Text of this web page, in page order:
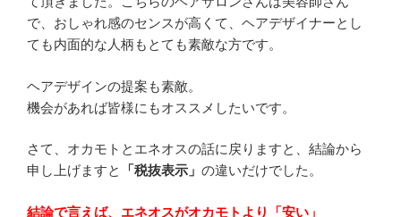
で、おしゃれ感のセンスが高くて、ヘアデザイナーとし
ても内面的な人柄もとても素敵な方です。
ヘアデザインの提案も素敵。
機会があれば皆様にもオススメしたいです。
さて、オカモトとエネオスの話に戻りますと、結論から
申し上げますと
「税抜表示」 の違いだけでした。
結論で言えば、エネオスがオカモトより「安い」